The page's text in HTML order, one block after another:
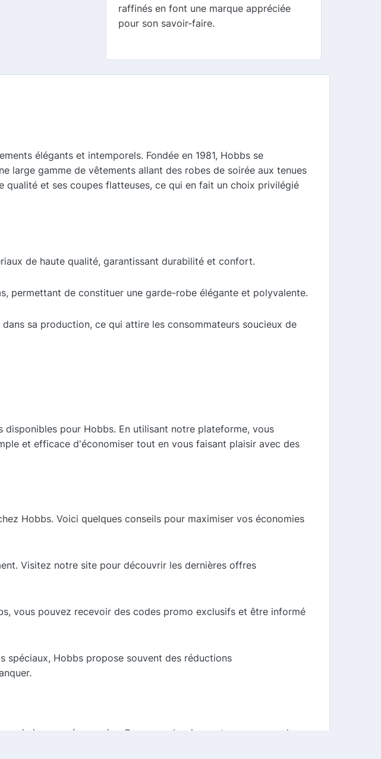
raffinés en font une marque appréciée
pour son savoir-faire.
élégants et intemporels. Fondée en 1981, Hobbs se
gamme de vêtements allant des robes de soirée aux tenues
qualité et ses coupes flatteuses, ce qui en fait un choix privilégié
de haute qualité, garantissant durabilité et confort.
permettant de constituer une garde-robe élégante et polyvalente.
sa production, ce qui attire les consommateurs soucieux de
pour Hobbs. En utilisant notre plateforme, vous
et efficace d'économiser tout en vous faisant plaisir avec des
Hobbs. Voici quelques conseils pour maximiser vos économies
Visitez notre site pour découvrir les dernières offres
vous pouvez recevoir des codes promo exclusifs et être informé
spéciaux, Hobbs propose souvent des réductions
vos économies. Par exemple, si vous trouvez un code